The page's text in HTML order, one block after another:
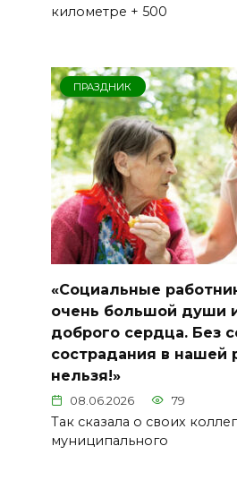
километре + 500
ПРАЗДНИК
«Социальные
очень большой души
доброго сердца. Без
сострадания в нашей
нельзя!»
08.06.2026 79
Так сказала о своих
муниципального